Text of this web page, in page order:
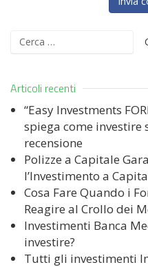
Ricerca
Articoli recenti
“Easy Investments
spiega come investire
recensione
Polizze a Capitale
l’Investimento a
Cosa Fare Quando i
Reagire al Crollo dei
Investimenti Banca
investire?
Tutti gli investimenti